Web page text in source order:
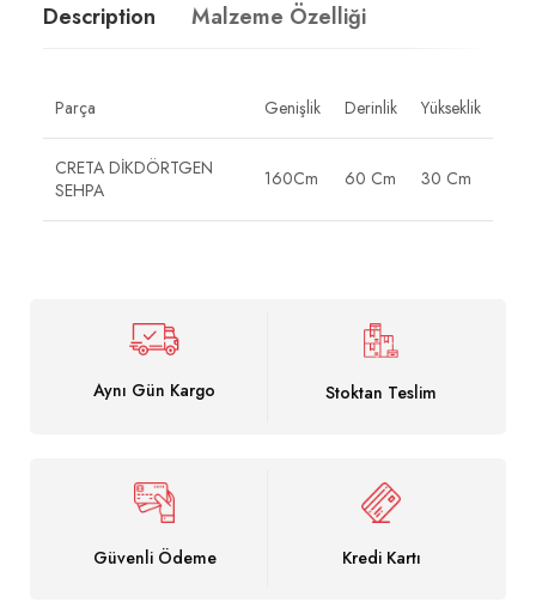
Description Malzeme Özelliği
Parça Genişlik Derinlik Yükseklik
CRETA DİKDÖRTGEN
SEHPA
160Cm 60 Cm 30 Cm
Aynı Gün Kargo Stoktan Teslim
Güvenli Ödeme Kredi Kartı